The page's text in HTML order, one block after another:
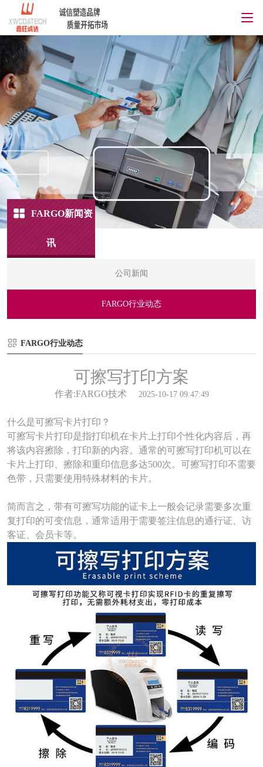
FARGO新闻资
讯
公司新闻
FARGO行业动态
FARGO行业动态
可擦写打印方案
作者:FARGO技术 2025-10-17 09:47:49
什么是可擦写卡片打印？
可擦写卡片打印是指打印机在卡片上打印个性化内容后，再
将该内容擦除，打印新的内容。通常的可擦写打印机可以在
卡片上打印、擦除和重印信息多达500次。可擦写打印不需要
色带，只需要使用特殊材料的卡片。
简而言之，带有可擦写功能的证卡上一般会记录需要多次重
复打印的可变信息，通常适用于需要签注信息的通行证、访
客证
会员卡等。